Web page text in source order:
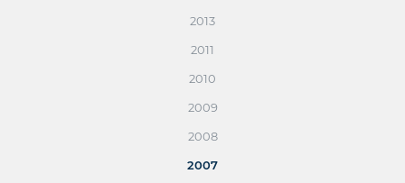
2013
2011
2010
2009
2008
2007